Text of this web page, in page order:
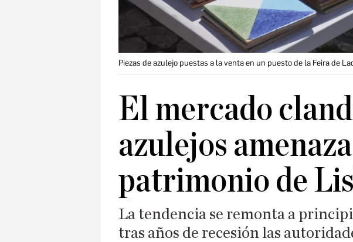
Piezas de azulejo puestas a la venta en un puesto de la Feira de
El mercado
azulejos
patrimonio de
La tendencia se remonta a
tras años de recesión las